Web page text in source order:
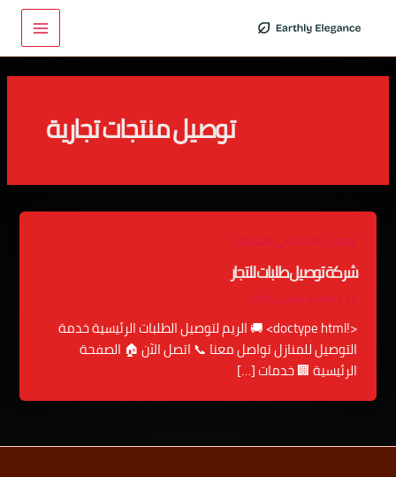
المحتوى
Main
Menu
توصيل منتجات تجارية
توصيل طلبات في الشارقة
شركة توصيل طلبات للتجار
admin/ 24 مارس، 2026
<!doctype html> 🚚 الريم لتوصيل الطلبات الرئيسية خدمة
التوصيل للمنازل تواصل معنا 📞 اتصل الآن 🏠 الصفحة
الرئيسية 🏢 خدمات […]